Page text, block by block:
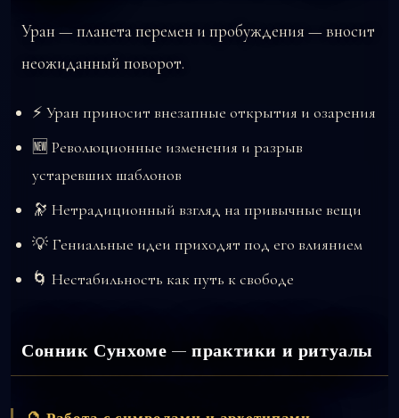
Уран — планета перемен и пробуждения — вносит
неожиданный поворот.
⚡ Уран приносит внезапные открытия и озарения
🆕 Революционные изменения и разрыв
устаревших шаблонов
🔭 Нетрадиционный взгляд на привычные вещи
💡 Гениальные идеи приходят под его влиянием
🌀 Нестабильность как путь к свободе
Сонник Сунхоме — практики и ритуалы